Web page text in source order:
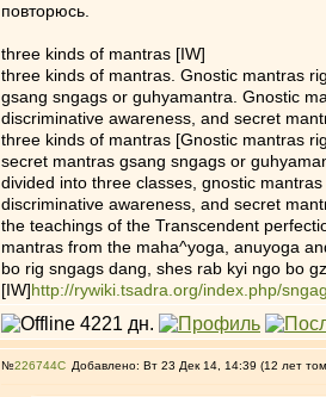
повторюсь.
three kinds of mantras [IW]
three kinds of mantras. Gnostic mantras
gsang sngags or guhyamantra. Gnostic
discriminative awareness, and secret
three kinds of mantras [Gnostic mantras
secret mantras gsang sngags or
divided into three classes, gnostic
discriminative awareness, and secret
the teachings of the Transcendent
mantras from the maha^yoga, anuyoga
bo rig sngags dang, shes rab kyi ngo bo
[IW]http://rywiki.tsadra.org/index.php/
№226744 Добавлено: Вт 23 Дек 14, 14:39 (12 лет